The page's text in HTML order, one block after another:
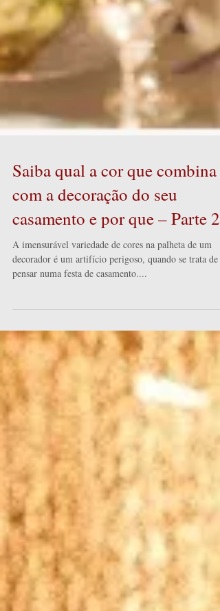
com a decoração do seu
casamento e por que – Parte 2
A imensurável variedade de cores na palheta de um
decorador é um artifício perigoso, quando se trata de
pensar numa festa de casamento....